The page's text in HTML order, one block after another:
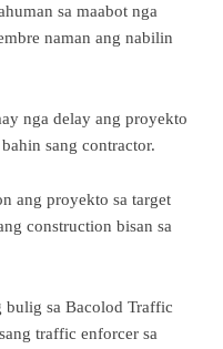
sa maabot nga
naman ang nabilin
nga delay ang proyekto
sang contractor.
ang proyekto sa target
construction bisan sa
bulig sa Bacolod Traffic
traffic enforcer sa